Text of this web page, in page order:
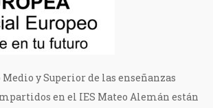
Medio y Superior de las enseñanzas
en el IES Mateo Alemán están